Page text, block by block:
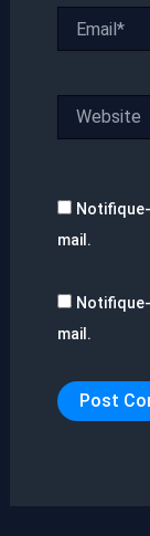
mail.
mail.